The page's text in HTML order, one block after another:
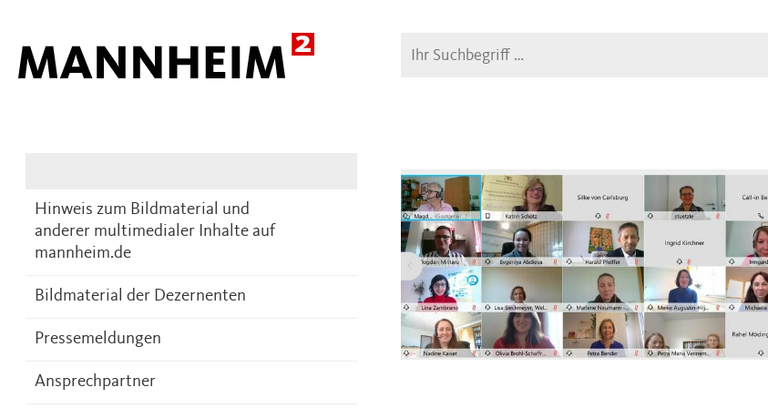
Suche
Hinweis zum Bildmaterial und
anderer multimedialer Inhalte auf
mannheim.de
Bildmaterial der Dezernenten
Pressemeldungen
Ansprechpartner